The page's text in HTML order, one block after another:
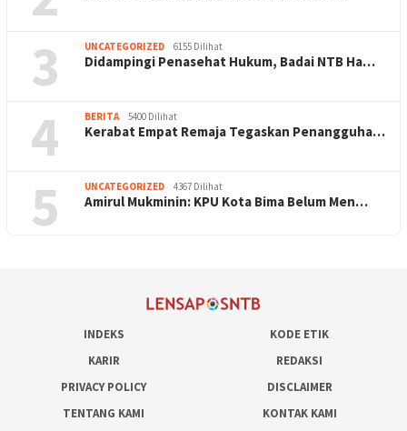
3 UNCATEGORIZED 6155 Dilihat
Didampingi Penasehat Hukum, Badai NTB Ha…
4 BERITA 5400 Dilihat
Kerabat Empat Remaja Tegaskan Penangguha…
5 UNCATEGORIZED 4367 Dilihat
Amirul Mukminin: KPU Kota Bima Belum Men…
INDEKS
KODE ETIK
KARIR
REDAKSI
PRIVACY POLICY
DISCLAIMER
TENTANG KAMI
KONTAK KAMI